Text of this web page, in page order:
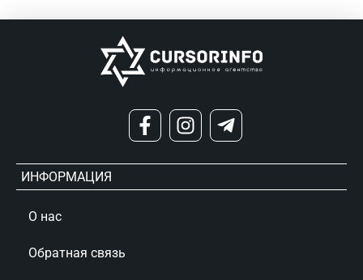
ИНФОРМАЦИЯ
О нас
Обратная связь